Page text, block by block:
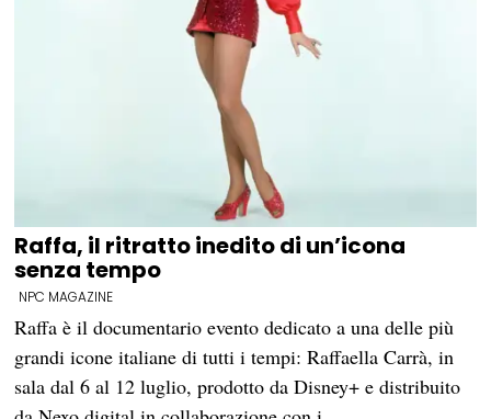
Raffa, il ritratto inedito di un’icona
senza tempo
NPC MAGAZINE
Raffa è il documentario evento dedicato a una delle più
grandi icone italiane di tutti i tempi: Raffaella Carrà, in
sala dal 6 al 12 luglio, prodotto da Disney+ e distribuito